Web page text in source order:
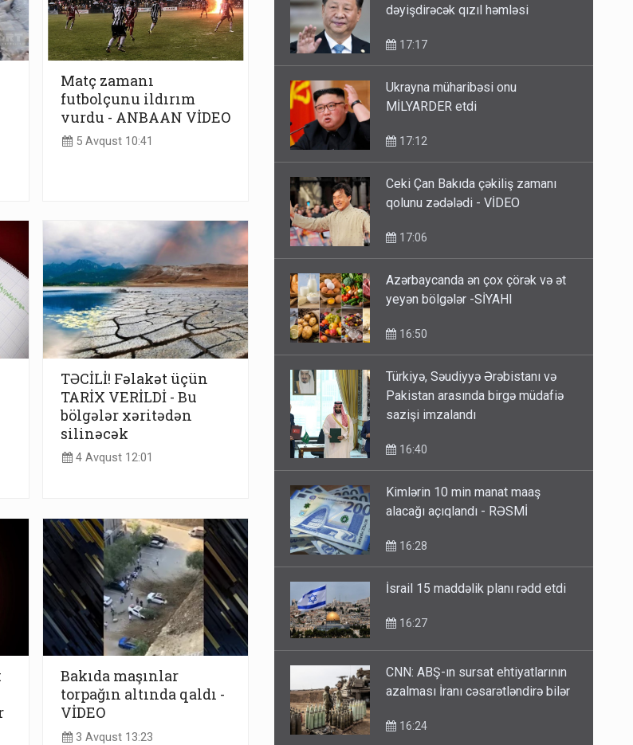
Matç zamanı
futbolçunu ildırım
vurdu - ANBAAN VİDEO
5 Avqust 10:41
TƏCİLİ! Fəlakət üçün
TARİX VERİLDİ - Bu
bölgələr xəritədən
silinəcək
4 Avqust 12:01
Bakıda maşınlar
torpağın altında qaldı -
VİDEO
3 Avqust 13:23
dəyişdirəcək qızıl həmləsi
17:17
Ukrayna müharibəsi onu
MİLYARDER etdi
17:12
Ceki Çan Bakıda çəkiliş zamanı
qolunu zədələdi - VİDEO
17:06
Azərbaycanda ən çox çörək və ət
yeyən bölgələr -SİYAHI
16:50
Türkiyə, Səudiyyə Ərəbistanı və
Pakistan arasında birgə müdafiə
sazişi imzalandı
16:40
Kimlərin 10 min manat maaş
alacağı açıqlandı - RƏSMİ
16:28
İsrail 15 maddəlik planı rədd etdi
16:27
CNN: ABŞ-ın sursat ehtiyatlarının
azalması İranı cəsarətləndirə bilər
16:24